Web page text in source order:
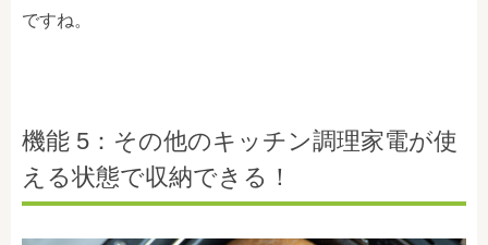
ですね。
機能 5：その他のキッチン調理家電が使
える状態で収納できる！